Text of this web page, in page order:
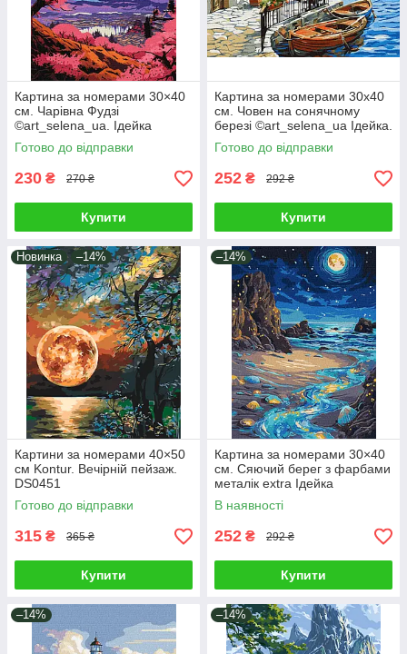
Картина за номерами 30×40
см. Чарівна Фудзі
©art_selena_ua. Ідейка
КНО2900
Готово до відправки
230 ₴ 270 ₴
Купити
Картина за номерами 30х40
см. Човен на сонячному
березі ©art_selena_ua Ідейка.
KHO6466
Готово до відправки
252 ₴ 292 ₴
Купити
Новинка –14%
Картини за номерами 40×50
см Kontur. Вечірній пейзаж.
DS0451
Готово до відправки
315 ₴ 365 ₴
Купити
–14%
Картина за номерами 30×40
см. Сяючий берег з фарбами
металік extra Ідейка
KHO6387
В наявності
252 ₴ 292 ₴
Купити
–14% –14%